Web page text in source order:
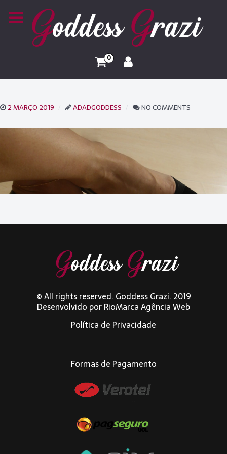
0
2 MARÇO 2019 ADADGODDESS NO COMMENTS
© All rights reserved. Goddess Grazi. 2019
Desenvolvido porRioMarca Agência Web
Política de Privacidade
Formas de Pagamento